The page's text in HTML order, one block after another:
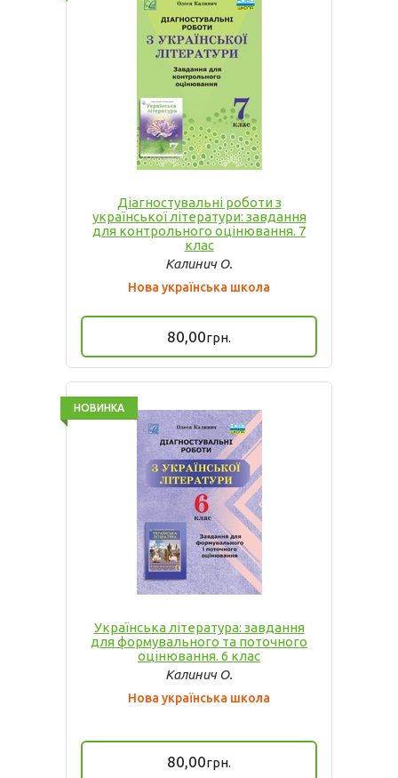
Діагностувальні роботи з
української літератури: завдання
для контрольного оцінювання. 7
клас
Калинич О.
Нова українська школа
80,00грн.
Українська література: завдання
для формувального та поточного
оцінювання. 6 клас
Калинич О.
Нова українська школа
80,00грн.
НОВИНКА